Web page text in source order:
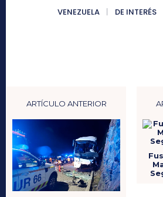
VENEZUELA
DE INTERÉS
ARTÍCULO ANTERIOR